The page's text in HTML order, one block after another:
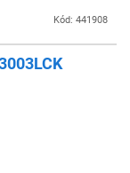
Kód: 441908